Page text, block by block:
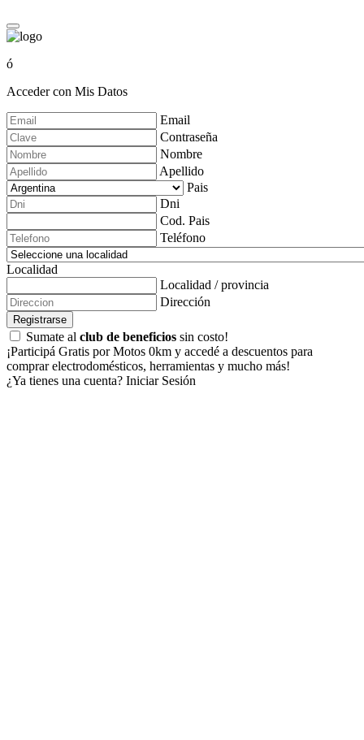
ó
Acceder con Mis Datos
Email
Contraseña
Nombre
Apellido
Pais
Dni
Cod. Pais
Teléfono
Localidad
Localidad / provincia
Dirección
Registrarse
Sumate al club de beneficios sin costo!
¡Participá Gratis por Motos 0km y accedé a descuentos para
comprar electrodomésticos, herramientas y mucho más!
¿Ya tienes una cuenta? Iniciar Sesión